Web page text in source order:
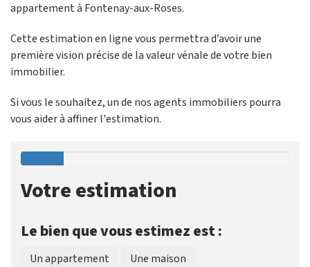
appartement à Fontenay-aux-Roses.
Cette estimation en ligne vous permettra d’avoir une
première vision précise de la valeur vénale de votre bien
immobilier.
Si vous le souhaitez, un de nos agents immobiliers pourra
vous aider à affiner l'estimation.
Votre estimation
Le bien que vous estimez est :
Un appartement Une maison